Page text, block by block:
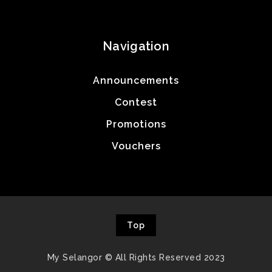
Navigation
Announcements
Contest
Promotions
Vouchers
My Selangor © All Rights Reserved 2023
Top